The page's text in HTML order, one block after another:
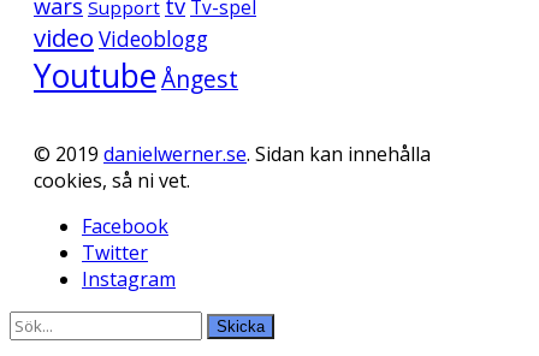
Support Tv-spel
video Videoblogg
YoutubeÅngest
© 2019 danielwerner.se. Sidan kan innehålla
cookies, så ni vet.
Facebook
Twitter
Instagram
Skicka